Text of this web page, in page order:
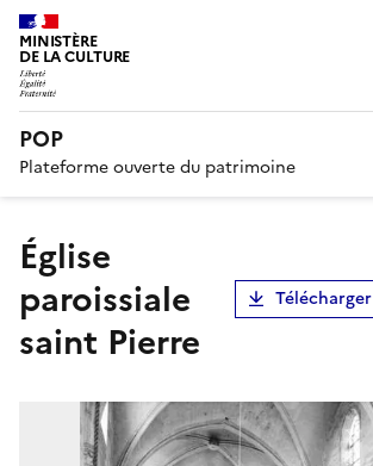
MINISTÈRE
DE LA CULTURE
POP
Plateforme ouverte du patrimoine
église
paroissiale
saint Pierre
Télécharger